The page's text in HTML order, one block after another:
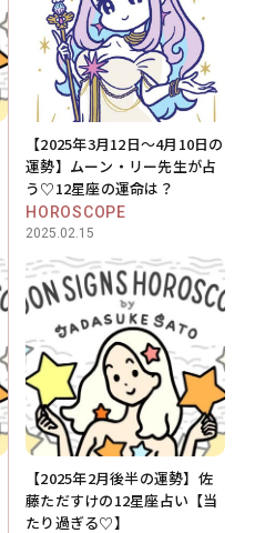
【2025年3月12日～4月10日の
運勢】ムーン・リー先生が占
う♡12星座の運命は？
HOROSCOPE
2025.02.15
【2025年2月後半の運勢】佐
藤ただすけの12星座占い【当
たり過ぎる♡】